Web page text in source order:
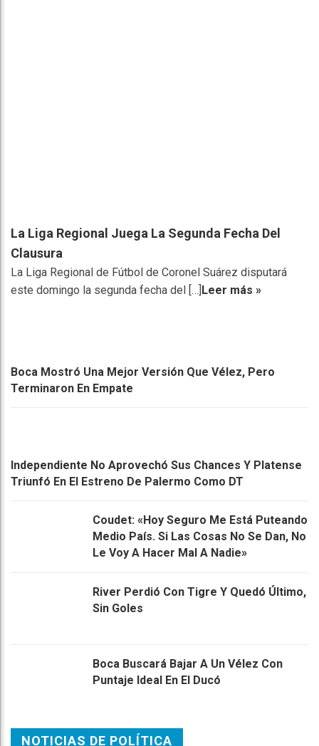
La Liga Regional Juega La Segunda Fecha Del
Clausura
La Liga Regional de Fútbol de Coronel Suárez disputará
este domingo la segunda fecha del […]Leer más »
Boca Mostró Una Mejor Versión Que Vélez, Pero
Terminaron En Empate
Independiente No Aprovechó Sus Chances Y Platense
Triunfó En El Estreno De Palermo Como DT
Coudet: «Hoy Seguro Me Está Puteando
Medio País. Si Las Cosas No Se Dan, No
Le Voy A Hacer Mal A Nadie»
River Perdió Con Tigre Y Quedó Último,
Sin Goles
Boca Buscará Bajar A Un Vélez Con
Puntaje Ideal En El Ducó
NOTICIAS DE POLÍTICA